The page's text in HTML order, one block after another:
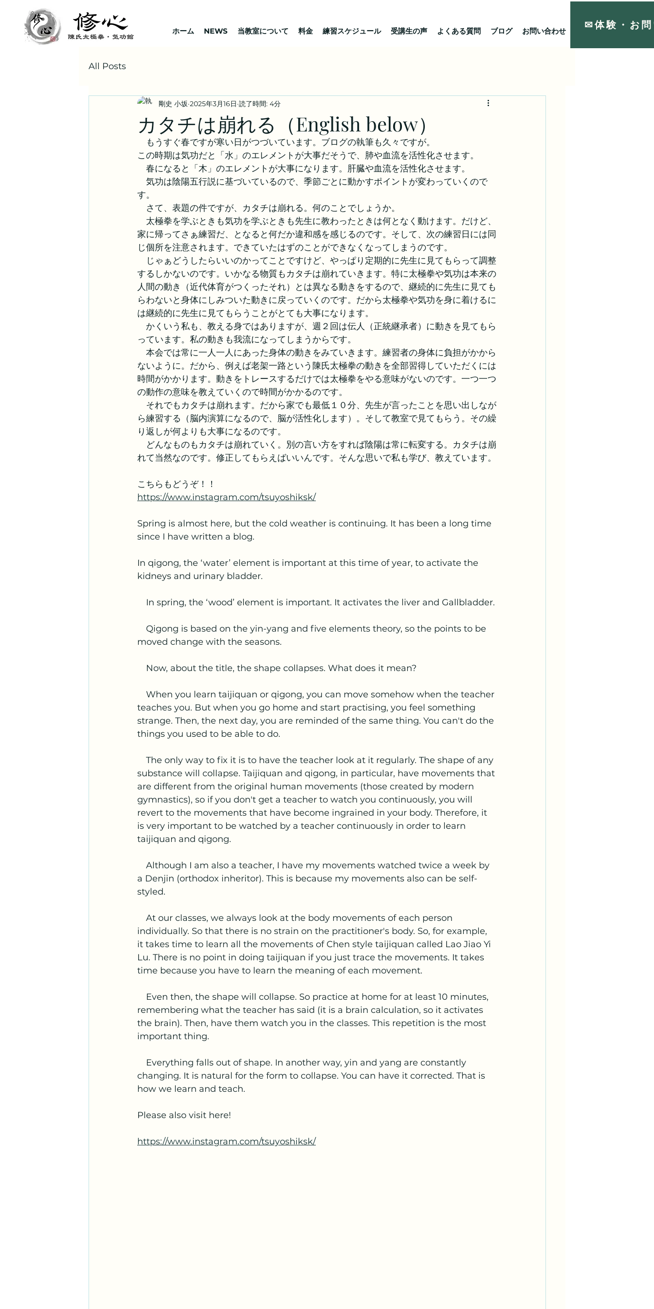
ホーム NEWS 当教室について 料金 練習スケジュール 受講生の声 よくある質問 ブログ お問い合わせ リンク
✉体験・お
All Posts
カタチは崩れる（English below）
剛史 小坂 2025年3月16日 読了時間: 4分
もうすぐ春ですが寒い日がつづいています。ブログの執筆も久々ですが。
この時期は気功だと「水」のエレメントが大事だそうで、肺や血流を活性化させます。
春になると「木」のエレメントが大事になります。肝臓や血流を活性化させます。
気功は陰陽五行説に基づいているので、季節ごとに動かすポイントが変わっていくので
す。
さて、表題の件ですが、カタチは崩れる。何のことでしょうか。
太極拳を学ぶときも気功を学ぶときも先生に教わったときは何となく動けます。だけど、
家に帰ってさぁ練習だ、となると何だか違和感を感じるのです。そして、次の練習日には同
じ個所を注意されます。できていたはずのことができなくなってしまうのです。
じゃぁどうしたらいいのかってことですけど、やっぱり定期的に先生に見てもらって調整
するしかないのです。いかなる物質もカタチは崩れていきます。特に太極拳や気功は本来の
人間の動き（近代体育がつくったそれ）とは異なる動きをするので、継続的に先生に見ても
らわないと身体にしみついた動きに戻っていくのです。だから太極拳や気功を身に着けるに
は継続的に先生に見てもらうことがとても大事になります。
かくいう私も、教える身ではありますが、週２回は伝人（正統継承者）に動きを見てもら
っています。私の動きも我流になってしまうからです。
本会では常に一人一人にあった身体の動きをみていきます。練習者の身体に負担がかから
ないように。だから、例えば老架一路という陳氏太極拳の動きを全部習得していただくには
時間がかかります。動きをトレースするだけでは太極拳をやる意味がないのです。一つ一つ
の動作の意味を教えていくので時間がかかるのです。
それでもカタチは崩れます。だから家でも最低１０分、先生が言ったことを思い出しなが
ら練習する（脳内演算になるので、脳が活性化します）。そして教室で見てもらう。その繰
り返しが何よりも大事になるのです。
どんなものもカタチは崩れていく。別の言い方をすれば陰陽は常に転変する。カタチは崩
れて当然なのです。修正してもらえばいいんです。そんな思いで私も学び、教えています。
こちらもどうぞ！！
https://www.instagram.com/tsuyoshiksk/
Spring is almost here, but the cold weather is continuing. It has been a long time
since I have written a blog.
In qigong, the ‘water’ element is important at this time of year, to activate the
kidneys and urinary bladder.
In spring, the ‘wood’ element is important. It activates the liver and Gallbladder.
Qigong is based on the yin-yang and five elements theory, so the points to be
moved change with the seasons.
Now, about the title, the shape collapses. What does it mean?
When you learn taijiquan or qigong, you can move somehow when the teacher
teaches you. But when you go home and start practising, you feel something
strange. Then, the next day, you are reminded of the same thing. You can't do the
things you used to be able to do.
The only way to fix it is to have the teacher look at it regularly. The shape of any
substance will collapse. Taijiquan and qigong, in particular, have movements that
are different from the original human movements (those created by modern
gymnastics), so if you don't get a teacher to watch you continuously, you will
revert to the movements that have become ingrained in your body. Therefore, it
is very important to be watched by a teacher continuously in order to learn
taijiquan and qigong.
Although I am also a teacher, I have my movements watched twice a week by
a Denjin (orthodox inheritor). This is because my movements also can be self-
styled.
At our classes, we always look at the body movements of each person
individually. So that there is no strain on the practitioner's body. So, for example,
it takes time to learn all the movements of Chen style taijiquan called Lao Jiao Yi
Lu. There is no point in doing taijiquan if you just trace the movements. It takes
time because you have to learn the meaning of each movement.
Even then, the shape will collapse. So practice at home for at least 10 minutes,
remembering what the teacher has said (it is a brain calculation, so it activates
the brain). Then, have them watch you in the classes. This repetition is the most
important thing.
Everything falls out of shape. In another way, yin and yang are constantly
changing. It is natural for the form to collapse. You can have it corrected. That is
how we learn and teach.
Please also visit here!
https://www.instagram.com/tsuyoshiksk/